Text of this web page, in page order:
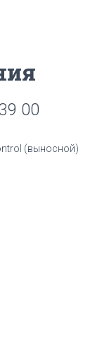
00
(выносной)